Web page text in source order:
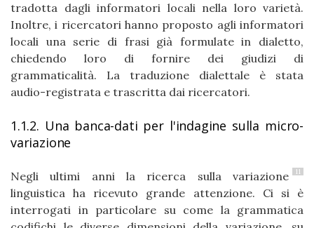
tradotta dagli informatori locali nella loro varietà.
Inoltre, i ricercatori hanno proposto agli informatori
locali una serie di frasi già formulate in dialetto,
chiedendo loro di fornire dei giudizi di
grammaticalità. La traduzione dialettale è stata
audio-registrata e trascritta dai ricercatori.
1.1.2. Una banca-dati per l'indagine sulla micro-
variazione
11
Negli ultimi anni la ricerca sulla variazione
linguistica ha ricevuto grande attenzione. Ci si è
interrogati in particolare su come la grammatica